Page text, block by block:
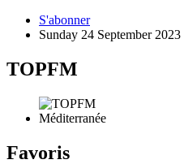
S'abonner
Sunday 24 September 2023
TOPFM
Favoris